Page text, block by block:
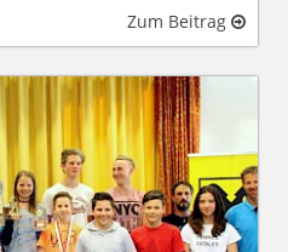
Zum Beitrag